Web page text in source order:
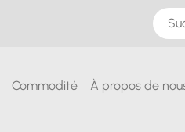
Commodité À propos de